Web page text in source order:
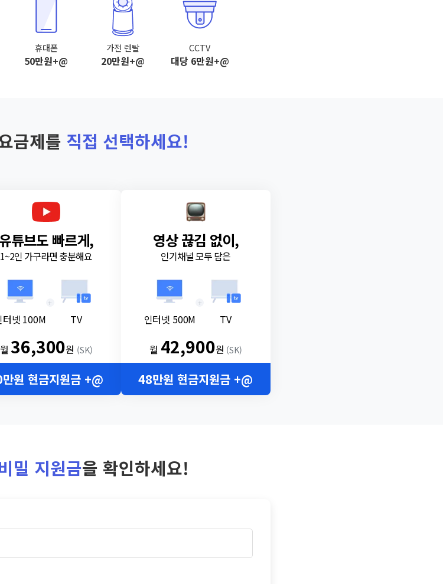
휴대폰
50만원+@
가전 렌탈
20만원+@
CCTV
대당 6만원+@
금제를 직접 선택하세요!
유튜브도 빠르게,
1~2인 가구라면 충분해요
터넷 100M
+
TV
월36,300원 (SK)
원 현금지원금 +@
영상 끊김 없이,
인기채널 모두 담은
인터넷 500M
+
TV
월 42,900원 (SK)
48만원 현금지원금 +@
밀 지원금을 확인하세요!